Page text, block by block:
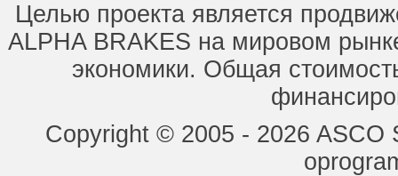
Целью проекта является
ALPHA BRAKES на мировом
экономики. Общая
Copyright © 2005 - 2026